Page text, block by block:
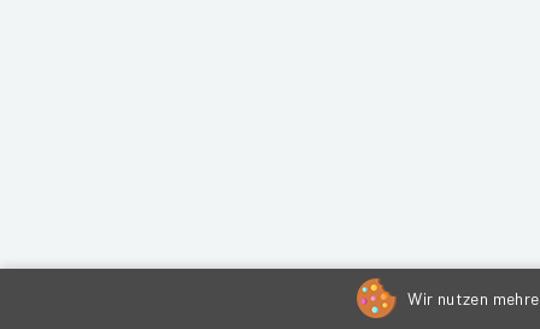
Wir nutzen